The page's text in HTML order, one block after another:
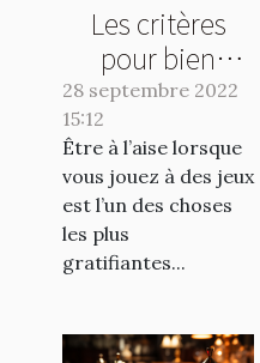
Les critères
pour bien
choisir une
chaise pour
gamer
28 septembre 2022
15:12
Être à l’aise lorsque
vous jouez à des jeux
est l’un des choses
les plus
gratifiantes...